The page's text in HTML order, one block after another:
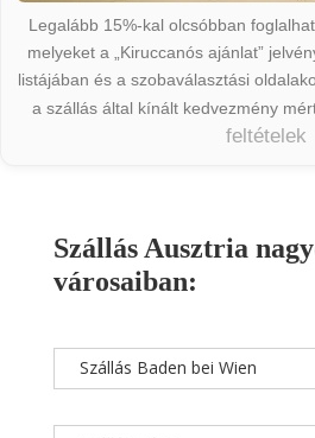
Legalább 15%-kal olcsóbban
melyeket a „Kiruccanós ajánlat”
listájában és a szobaválasztási
a szállás által kínált kedvezmény
feltételek
Szállás Ausztria
városaiban:
Szállás Baden bei Wien